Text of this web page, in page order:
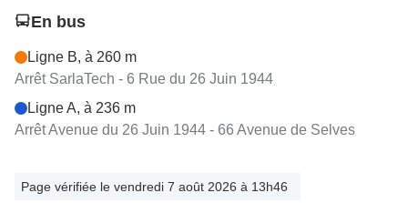
En bus
Ligne B, à 260 m
Arrêt SarlaTech - 6 Rue du 26 Juin 1944
Ligne A, à 236 m
Arrêt Avenue du 26 Juin 1944 - 66 Avenue de Selves
Page vérifiée le vendredi 7 août 2026 à 13h46